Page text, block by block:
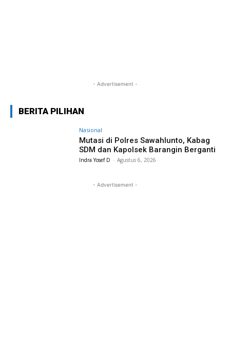
- Advertisement -
BERITA PILIHAN
Nasional
Mutasi di Polres Sawahlunto, Kabag
SDM dan Kapolsek Barangin Berganti
Indra Yosef D - Agustus 6, 2026
- Advertisement -